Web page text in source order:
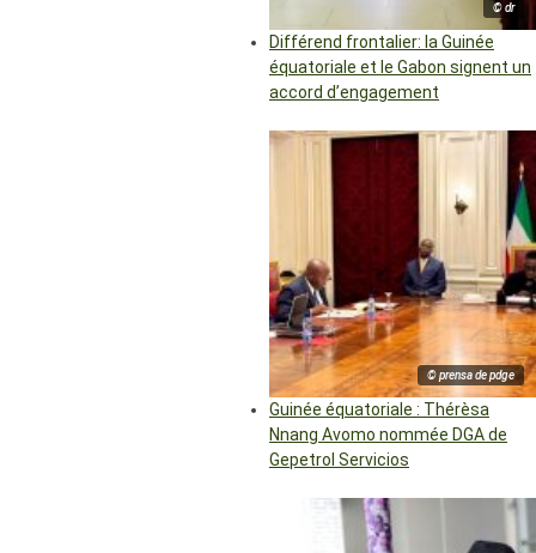
© dr
Différend frontalier: la Guinée
équatoriale et le Gabon signent un
accord d’engagement
© prensa de pdge
Guinée équatoriale : Thérèsa
Nnang Avomo nommée DGA de
Gepetrol Servicios